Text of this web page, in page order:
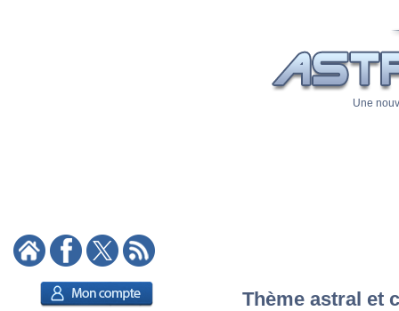
Une
Thème astral et